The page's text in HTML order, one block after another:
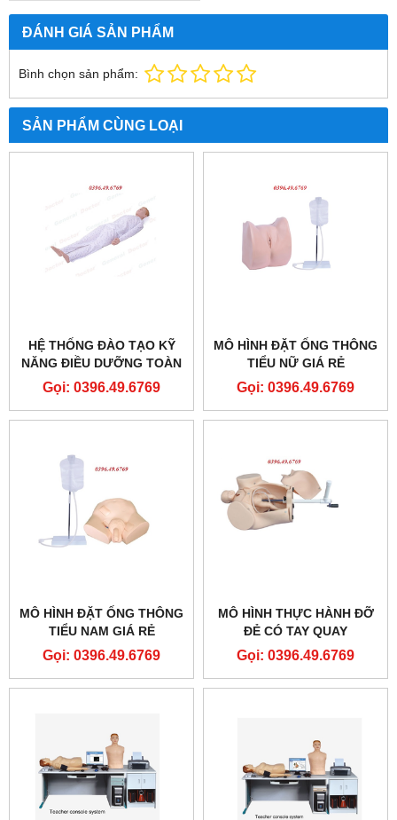
ĐÁNH GIÁ SẢN PHẨM
Bình chọn sản phẩm:
SẢN PHẨM CÙNG LOẠI
HỆ THỐNG ĐÀO TẠO KỸ
NĂNG ĐIỀU DƯỠNG TOÀN
DIỆN TẠI KHOA HỒI SỨC
TÍCH CỰC MODEL
Gọi: 0396.49.6769
MÔ HÌNH ĐẶT ỐNG THÔNG
TIỂU NỮ GIÁ RẺ
Gọi: 0396.49.6769
MÔ HÌNH ĐẶT ỐNG THÔNG
TIỂU NAM GIÁ RẺ
Gọi: 0396.49.6769
MÔ HÌNH THỰC HÀNH ĐỠ
ĐẺ CÓ TAY QUAY
Gọi: 0396.49.6769